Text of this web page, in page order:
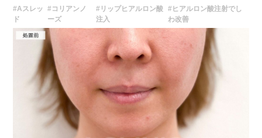
費用：
レスチレン 46,100円〜76,800円(税込)
レスチレンリフト※横浜院限定 59,300円～98,800円(税込)
ジュビダームビスタボルベラXC 79,100円〜131,800円(税込)
グロス注射 21,800円(税込)
オプション：表面麻酔 3,300円(税込) 笑気麻酔 3,300円(税込)
#Aスレッ
ド
#コリアンノ
ーズ
#リップヒアルロン酸
注入
#ヒアルロン酸注射でし
わ改善